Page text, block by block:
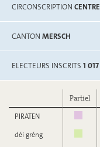
CIRCONSCRIPTION CENTRE
CANTON MERSCH
ELECTEURS INSCRITS 1 017
Partiel
PIRATEN
déi gréng